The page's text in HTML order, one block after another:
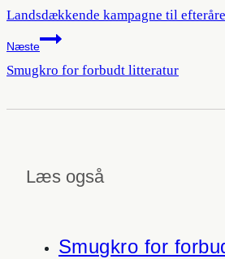
Landsdækkende kampagne til
Næste
Smugkro for forbudt litteratur
Læs også
Smugkro for